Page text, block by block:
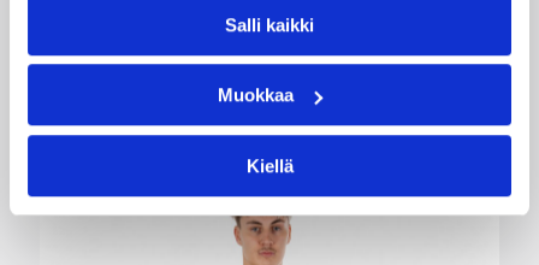
Salli kaikki
Muokkaa
Kiellä
kaudella Saksan ProA-sarjan Karlsruhe Lionsia
edustaneen 26-vuotiaan yhdysvaltalaislaituri
Tyrese Williamsin sekä viime kaudella Kouvoja
edustaneen 32-vuotiaan Timi Puittisen kanssa.